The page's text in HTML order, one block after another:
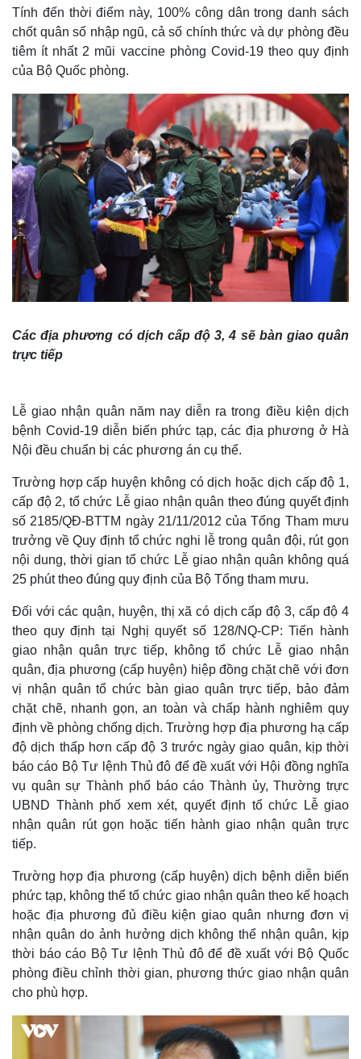
Thế giới
Quan sát
Cuộc sống đó đây
Hồ sơ
Video
Ảnh
E-Magazine
Infographic
Tính đến thời điểm này, 100% công dân trong danh sách
chốt quân số nhập ngũ, cả số chính thức và dự phòng đều
tiêm ít nhất 2 mũi vaccine phòng Covid-19 theo quy định
của Bộ Quốc phòng.
Các địa phương có dịch cấp độ 3, 4 sẽ bàn giao quân
trực tiếp
Lễ giao nhận quân năm nay diễn ra trong điều kiện dịch
bệnh Covid-19 diễn biến phức tạp, các địa phương ở Hà
Nội đều chuẩn bị các phương án cụ thể.
Trường hợp cấp huyện không có dịch hoặc dịch cấp độ 1,
cấp độ 2, tổ chức Lễ giao nhận quân theo đúng quyết định
số 2185/QĐ-BTTM ngày 21/11/2012 của Tổng Tham mưu
trưởng về Quy định tổ chức nghi lễ trong quân đội, rút gọn
nội dung, thời gian tổ chức Lễ giao nhận quân không quá
25 phút theo đúng quy định của Bộ Tổng tham mưu.
Đối với các quận, huyện, thị xã có dịch cấp độ 3, cấp độ 4
theo quy định tại Nghị quyết số 128/NQ-CP: Tiến hành
giao nhận quân trực tiếp, không tổ chức Lễ giao nhận
quân, địa phương (cấp huyện) hiệp đồng chặt chẽ với đơn
vị nhận quân tổ chức bàn giao quân trực tiếp, bảo đảm
chặt chẽ, nhanh gọn, an toàn và chấp hành nghiêm quy
định về phòng chống dịch. Trường hợp địa phương hạ cấp
độ dịch thấp hơn cấp độ 3 trước ngày giao quân, kịp thời
báo cáo Bộ Tư lệnh Thủ đô để đề xuất với Hội đồng nghĩa
vụ quân sự Thành phố báo cáo Thành ủy, Thường trực
UBND Thành phố xem xét, quyết định tổ chức Lễ giao
nhận quân rút gọn hoặc tiến hành giao nhận quân trực
tiếp.
Trường hợp địa phương (cấp huyện) dịch bệnh diễn biến
phức tạp, không thể tổ chức giao nhận quân theo kế hoạch
hoặc địa phương đủ điều kiện giao quân nhưng đơn vị
nhận quân do ảnh hưởng dịch không thể nhận quân, kịp
thời báo cáo Bộ Tư lệnh Thủ đô để đề xuất với Bộ Quốc
phòng điều chỉnh thời gian, phương thức giao nhận quân
cho phù hợp.